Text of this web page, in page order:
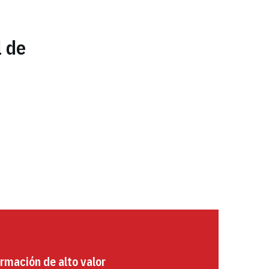
de
de alto valor